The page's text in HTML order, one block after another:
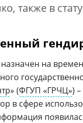
также в
назначен на
» (ФГУП «ГРЧЦ»)
в сфере